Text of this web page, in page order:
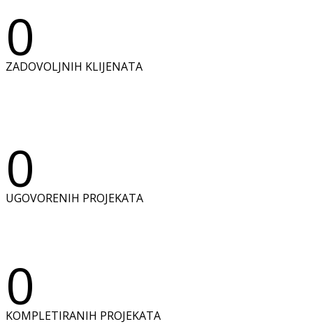
0
ZADOVOLJNIH KLIJENATA
0
UGOVORENIH PROJEKATA
0
KOMPLETIRANIH PROJEKATA